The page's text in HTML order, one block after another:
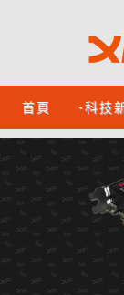
首頁 -科技